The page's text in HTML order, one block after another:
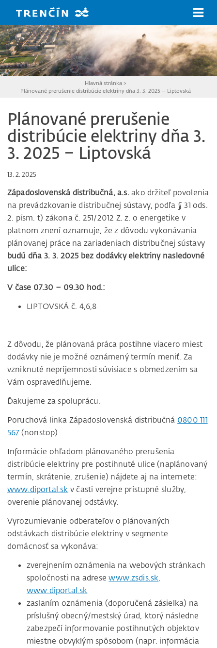
Hlavná stránka >
Plánované prerušenie distribúcie elektriny dňa 3. 3. 2025 – Liptovská
Plánované prerušenie
distribúcie elektriny dňa 3.
3. 2025 – Liptovská
13. 2. 2025
Západoslovenská distribučná, a.s.ako držiteľ povolenia
na prevádzkovanie distribučnej sústavy, podľa § 31 ods.
2. písm. t) zákona č. 251/2012 Z. z. o energetike v
platnom znení oznamuje, že z dôvodu vykonávania
plánovanej práce na zariadeniach distribučnej sústavy
budú dňa 3. 3. 2025 bez dodávky elektriny nasledovné
ulice:
V čase 07.30 – 09.30 hod.:
LIPTOVSKÁ č. 4,6,8
Z dôvodu, že plánovaná práca postihne viacero miest
dodávky nie je možné oznámený termín meniť. Za
vzniknuté nepríjemnosti súvisiace s obmedzením sa
Vám ospravedlňujeme.
Ďakujeme za spoluprácu.
Poruchová linka Západoslovenská distribučná 0800 111
567 (nonstop)
Informácie ohľadom plánovaného prerušenia
distribúcie elektriny pre postihnuté ulice (naplánovaný
termín, skrátenie, zrušenie) nájdete aj na internete:
www.diportal.sk v časti verejne prístupné služby,
overenie plánovanej odstávky.
Vyrozumievanie odberateľov o plánovaných
odstávkach distribúcie elektriny v segmente
domácnosť sa vykonáva:
zverejnením oznámenia na webových stránkach
spoločnosti na adresewww.zsdis.sk,
www.diportal.sk
zaslaním oznámenia (doporučená zásielka) na
príslušný obecný/mestský úrad, ktorý následne
zabezpečí informovanie postihnutých objektov
miestne obvyklým spôsobom (napr. informácia